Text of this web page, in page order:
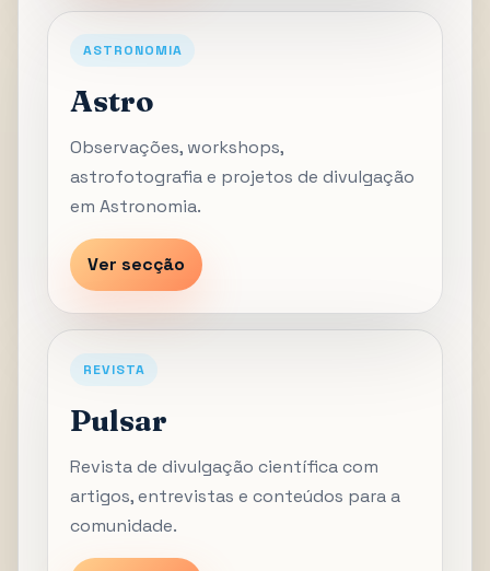
ASTRONOMIA
Astro
Observações, workshops,
astrofotografia e projetos de divulgação
em Astronomia.
Ver secção
REVISTA
Pulsar
Revista de divulgação científica com
artigos, entrevistas e conteúdos para a
comunidade.